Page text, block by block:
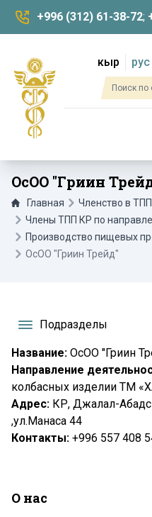
+996 (312) 61-38-72;
кыр рус
ОсОО "Гриин
Главная
Членство в
Члены ТПП КР по
Производство пищевых
ОсОО "Гриин Трейд"
Подразделы
Название: ОсОО "Гриин
Направление
колбасных изделии ТМ
Адрес: КР, Джалал-
,ул.Манаса 44
Контакты: +996 557 408
О нас